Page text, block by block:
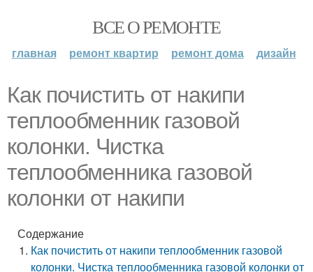
ВСЕ О РЕМОНТЕ
главная ремонт квартир ремонт дома дизайн
Как почистить от накипи
теплообменник газовой
колонки. Чистка
теплообменника газовой
колонки от накипи
Содержание
Как почистить от накипи теплообменник газовой
колонки. Чистка теплообменника газовой колонки от